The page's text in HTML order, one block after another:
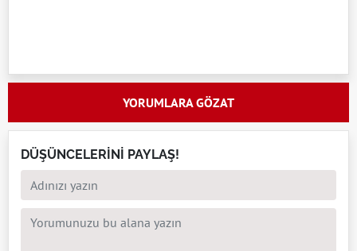
YORUMLARA GÖZAT
DÜŞÜNCELERİNİ PAYLAŞ!